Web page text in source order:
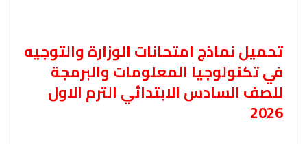
تحميل نماذج امتحانات الوزارة والتوجيه
في تكنولوجيا المعلومات والبرمجة
للصف السادس الابتدائي الترم الاول
2026